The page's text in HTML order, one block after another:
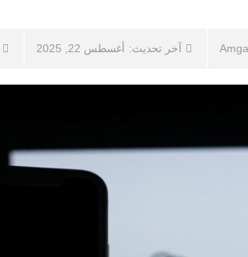
آخر تحديث: أغسطس 22, 2025